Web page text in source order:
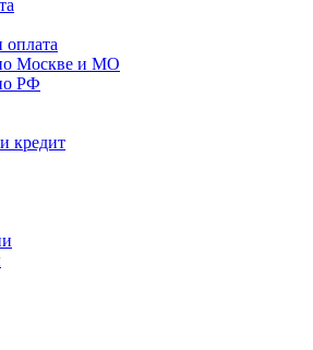
оплата
Москве и МО
РФ
кредит